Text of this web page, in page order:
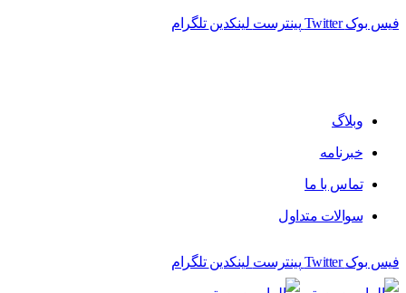
فیس بوک Twitter پینترست لینکدین تلگرام
وبلاگ
خبرنامه
تماس با ما
سوالات متداول
فیس بوک Twitter پینترست لینکدین تلگرام